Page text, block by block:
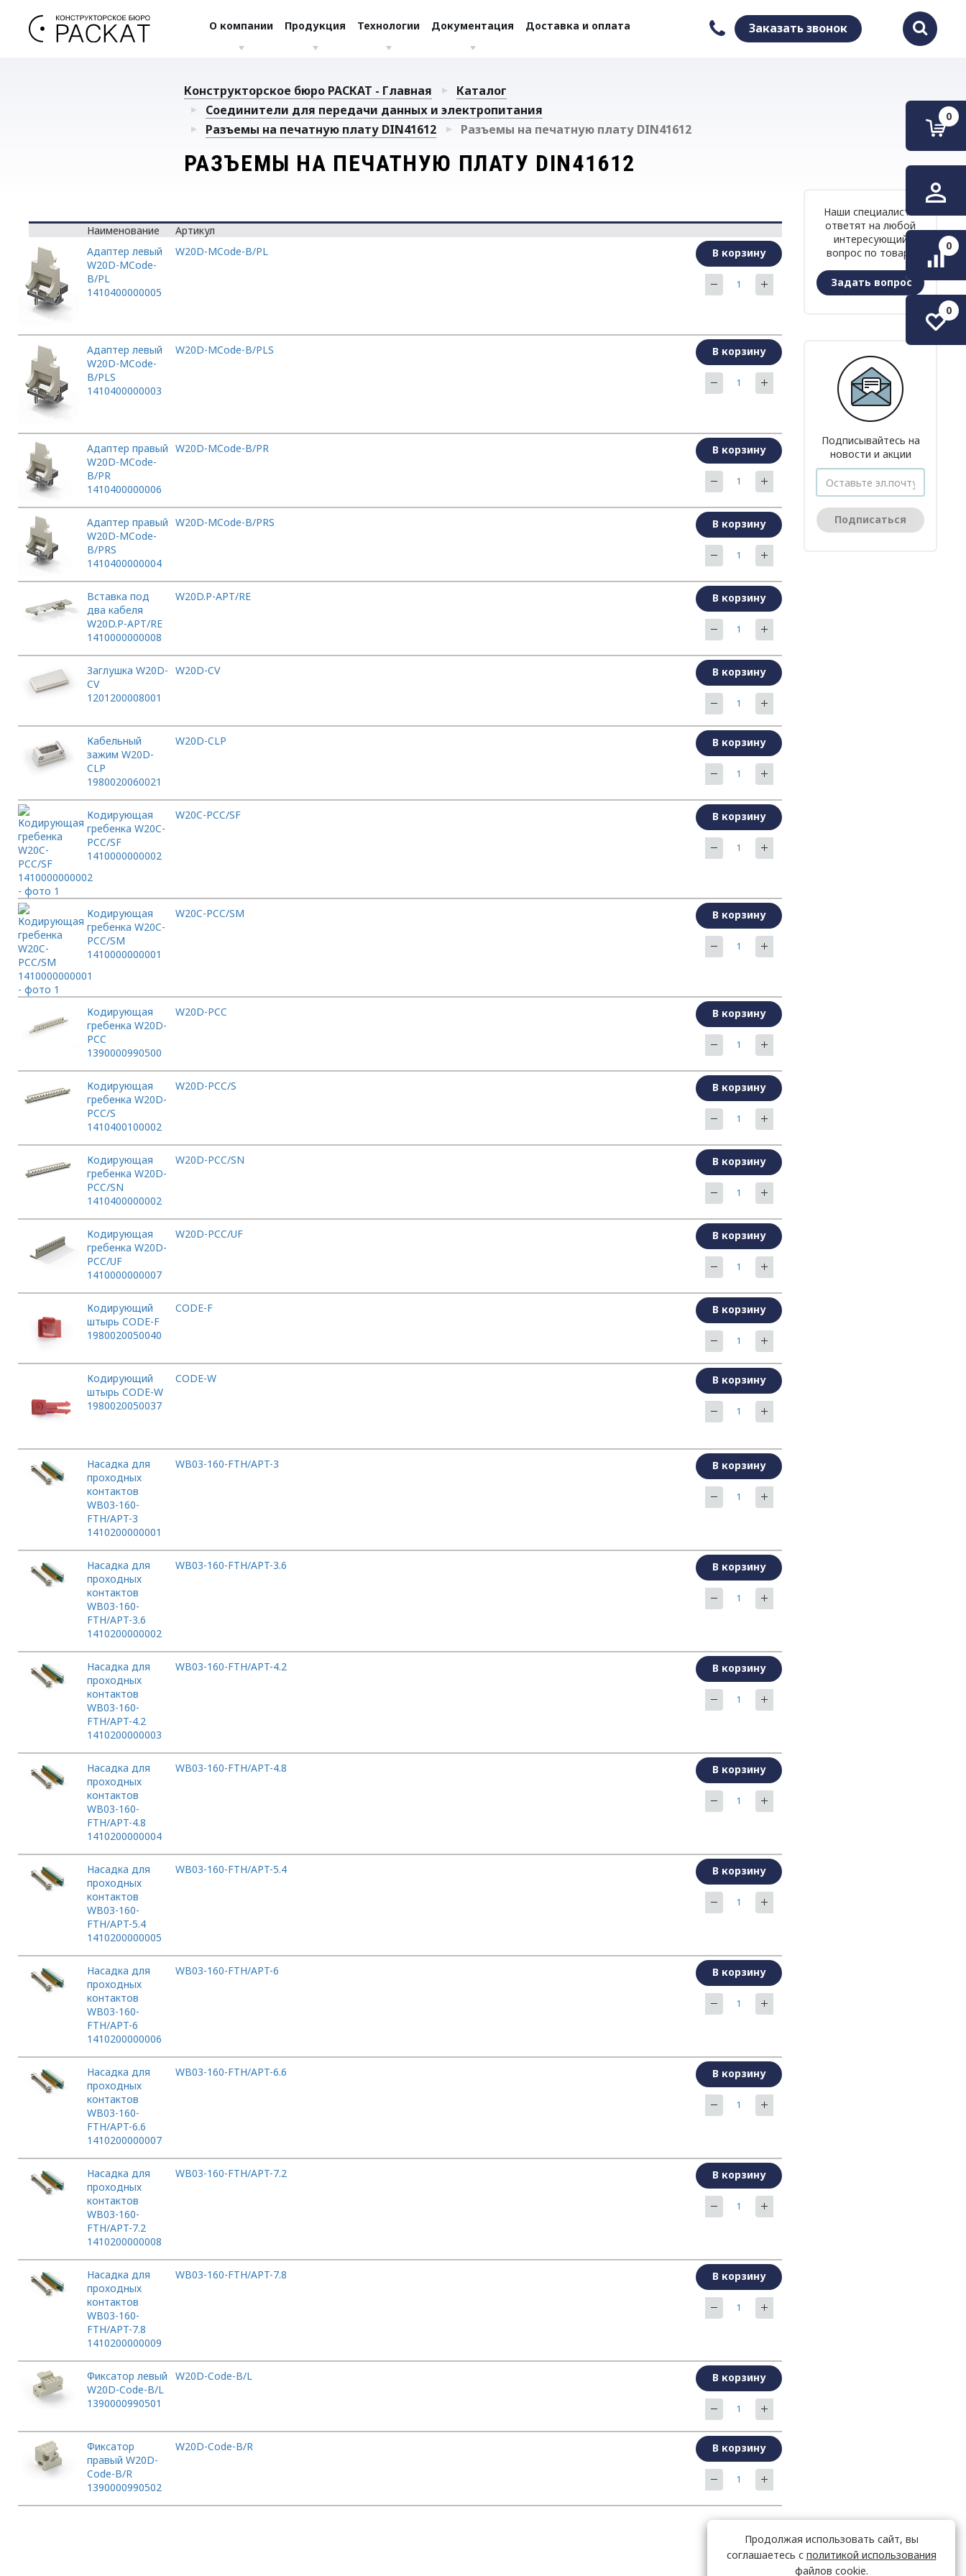
О компании Продукция Технологии Документация Доставка и оплата Заказать звонок
0
0
0
Конструкторское бюро РАСКАТ - Главная
Каталог
Соединители для передачи данных и электропитания
Разъемы на печатную плату DIN41612
Разъемы на печатную плату DIN41612
РАЗЪЕМЫ НА ПЕЧАТНУЮ ПЛАТУ DIN41612
Наименование
Артикул
Адаптер левый
W20D-MCode-
B/PL
1410400000005
W20D-MCode-B/PL В корзину
Адаптер левый
W20D-MCode-
B/PLS
1410400000003
W20D-MCode-B/PLS В корзину
Адаптер правый
W20D-MCode-
B/PR
1410400000006
W20D-MCode-B/PR В корзину
Адаптер правый
W20D-MCode-
B/PRS
1410400000004
W20D-MCode-B/PRS В корзину
Вставка под
два кабеля
W20D.P-APT/RE
1410000000008
W20D.P-APT/RE В корзину
Заглушка W20D-
CV
1201200008001
W20D-CV В корзину
Кабельный
зажим W20D-
CLP
1980020060021
W20D-CLP В корзину
Кодирующая
гребенка W20C-
PCC/SF
1410000000002
W20C-PCC/SF В корзину
Кодирующая
гребенка W20C-
PCC/SM
1410000000001
W20C-PCC/SM В корзину
Кодирующая
гребенка W20D-
PCC
1390000990500
W20D-PCC В корзину
Кодирующая
гребенка W20D-
PCC/S
1410400100002
W20D-PCC/S В корзину
Кодирующая
гребенка W20D-
PCC/SN
1410400000002
W20D-PCC/SN В корзину
Кодирующая
гребенка W20D-
PCC/UF
1410000000007
W20D-PCC/UF В корзину
Кодирующий
штырь CODE-F
1980020050040
CODE-F В корзину
Кодирующий
штырь CODE-W
1980020050037
CODE-W В корзину
Насадка для
проходных
контактов
WB03-160-
FTH/APT-3
1410200000001
WB03-160-FTH/APT-3 В корзину
Насадка для
проходных
контактов
WB03-160-
FTH/APT-3.6
1410200000002
WB03-160-FTH/APT-3.6 В корзину
Насадка для
проходных
контактов
WB03-160-
FTH/APT-4.2
1410200000003
WB03-160-FTH/APT-4.2 В корзину
Насадка для
проходных
контактов
WB03-160-
FTH/APT-4.8
1410200000004
WB03-160-FTH/APT-4.8 В корзину
Насадка для
проходных
контактов
WB03-160-
FTH/APT-5.4
1410200000005
WB03-160-FTH/APT-5.4 В корзину
Насадка для
проходных
контактов
WB03-160-
FTH/APT-6
1410200000006
WB03-160-FTH/APT-6 В корзину
Насадка для
проходных
контактов
WB03-160-
FTH/APT-6.6
1410200000007
WB03-160-FTH/APT-6.6 В корзину
Насадка для
проходных
контактов
WB03-160-
FTH/APT-7.2
1410200000008
WB03-160-FTH/APT-7.2 В корзину
Насадка для
проходных
контактов
WB03-160-
FTH/APT-7.8
1410200000009
WB03-160-FTH/APT-7.8 В корзину
Фиксатор левый
W20D-Code-B/L
1390000990501
W20D-Code-B/L В корзину
Фиксатор
правый W20D-
Code-B/R
1390000990502
W20D-Code-B/R В корзину
Наши специалисты
ответят на любой
интересующий
вопрос по товару
Задать вопрос
Подписывайтесь на
новости и акции
Подписаться
Продолжая использовать сайт, вы
соглашаетесь с политикой использования
файлов cookie.